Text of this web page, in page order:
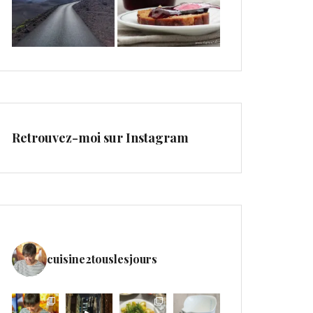
Retrouvez-moi sur Instagram
cuisine2touslesjours